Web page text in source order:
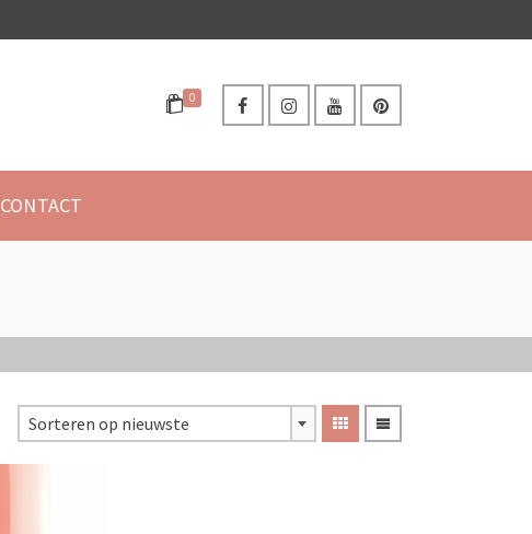
0
CONTACT
Sorteren op nieuwste